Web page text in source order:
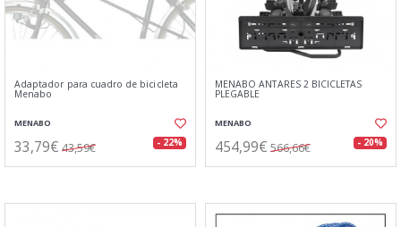
Adaptador para cuadro de bicicleta
Menabo
MENABO
33,79€ 43,59€ - 22%
MENABO ANTARES 2 BICICLETAS
PLEGABLE
MENABO
454,99€ 566,66€ - 20%